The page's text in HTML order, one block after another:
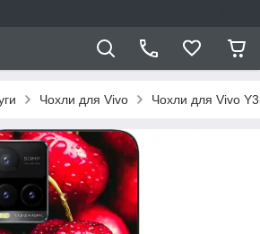
Чохли для Vivo Чохли для Vivo